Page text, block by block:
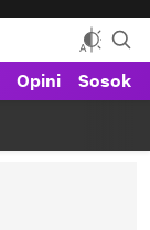
Opini Sosok